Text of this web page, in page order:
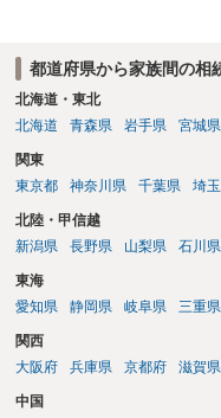
都道府県から家族間の相
北海道・東北
北海道
青森県 岩手県 宮城県
関東
東京都
神奈川県 千葉県 埼
北陸・甲信越
新潟県
長野県 山梨県 石川県
東海
愛知県
静岡県 岐阜県 三重県
関西
大阪府
兵庫県 京都府 滋賀県
中国